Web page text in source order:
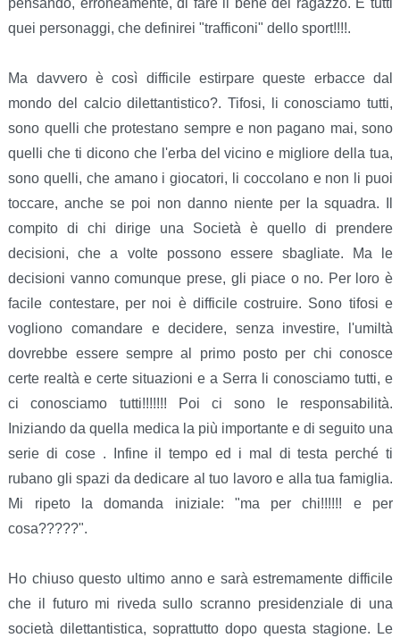
pensando, erroneamente, di fare il bene del ragazzo. E tutti
quei personaggi, che definirei "trafficoni" dello sport!!!!.
Ma davvero è così difficile estirpare queste erbacce dal
mondo del calcio dilettantistico?. Tifosi, li conosciamo tutti,
sono quelli che protestano sempre e non pagano mai, sono
quelli che ti dicono che l'erba del vicino e migliore della tua,
sono quelli, che amano i giocatori, li coccolano e non li puoi
toccare, anche se poi non danno niente per la squadra. Il
compito di chi dirige una Società è quello di prendere
decisioni, che a volte possono essere sbagliate. Ma le
decisioni vanno comunque prese, gli piace o no. Per loro è
facile contestare, per noi è difficile costruire. Sono tifosi e
vogliono comandare e decidere, senza investire, l'umiltà
dovrebbe essere sempre al primo posto per chi conosce
certe realtà e certe situazioni e a Serra li conosciamo tutti, e
ci conosciamo tutti!!!!!!! Poi ci sono le responsabilità.
Iniziando da quella medica la più importante e di seguito una
serie di cose . Infine il tempo ed i mal di testa perché ti
rubano gli spazi da dedicare al tuo lavoro e alla tua famiglia.
Mi ripeto la domanda iniziale: "ma per chi!!!!!! e per
cosa?????".
Ho chiuso questo ultimo anno e sarà estremamente difficile
che il futuro mi riveda sullo scranno presidenziale di una
società dilettantistica, soprattutto dopo questa stagione. Le